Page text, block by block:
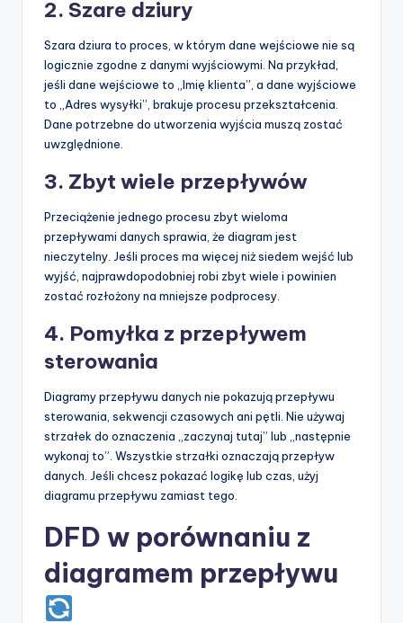
2. Szare dziury
Szara dziura to proces, w którym dane wejściowe nie są
logicznie zgodne z danymi wyjściowymi. Na przykład,
jeśli dane wejściowe to „Imię klienta”, a dane wyjściowe
to „Adres wysyłki”, brakuje procesu przekształcenia.
Dane potrzebne do utworzenia wyjścia muszą zostać
uwzględnione.
3. Zbyt wiele przepływów
Przeciążenie jednego procesu zbyt wieloma
przepływami danych sprawia, że diagram jest
nieczytelny. Jeśli proces ma więcej niż siedem wejść lub
wyjść, najprawdopodobniej robi zbyt wiele i powinien
zostać rozłożony na mniejsze podprocesy.
4. Pomyłka z przepływem
sterowania
Diagramy przepływu danych nie pokazują przepływu
sterowania, sekwencji czasowych ani pętli. Nie używaj
strzałek do oznaczenia „zaczynaj tutaj” lub „następnie
wykonaj to”. Wszystkie strzałki oznaczają przepływ
danych. Jeśli chcesz pokazać logikę lub czas, użyj
diagramu przepływu zamiast tego.
DFD w porównaniu z
diagramem przepływu